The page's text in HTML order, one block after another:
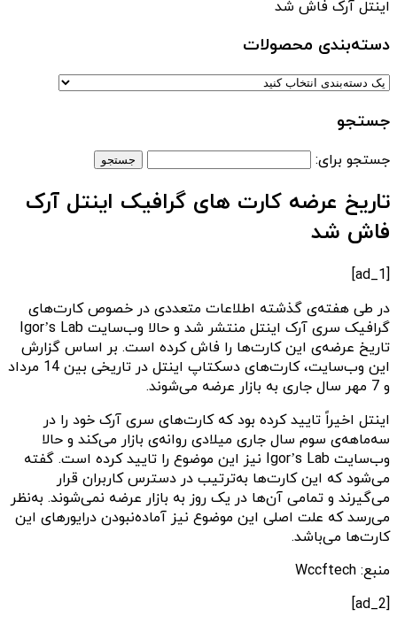
اینتل آرک فاش شد
دسته‌بندی‌ محصولات
جستجو
جستجو برای:
تاریخ عرضه کارت های گرافیک اینتل آرک
فاش شد
[ad_1]
در طی هفته‌ی گذشته اطلاعات متعددی در خصوص کارت‌های
گرافیک سری آرک اینتل منتشر شد و حالا وب‌سایت Igor’s Lab
تاریخ عرضه‌ی این کارت‌ها را فاش کرده است. بر اساس گزارش
این وب‌سایت، کارت‌های دسکتاپ اینتل در تاریخی بین 14 مرداد
و 7 مهر سال جاری به بازار عرضه می‌شوند.
اینتل اخیراً تایید کرده بود که کارت‌های سری آرک خود را در
سه‌ماهه‌ی سوم سال جاری میلادی روانه‌ی بازار می‌کند و حالا
وب‌سایت Igor’s Lab نیز این موضوع را تایید کرده است. گفته
می‌شود که این کارت‌ها به‌ترتیب در دسترس کاربران قرار
می‌گیرند و تمامی آن‌ها در یک روز به بازار عرضه نمی‌شوند. به‌نظر
می‌رسد که علت اصلی این موضوع نیز آماده‌نبودن درایورهای این
کارت‌ها می‌باشد.
منبع: Wccftech
[ad_2]